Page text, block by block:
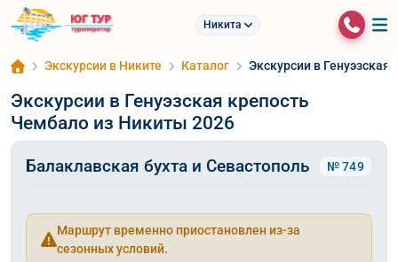
Никита
Экскурсии в Никите Каталог Экскурсии в
Экскурсии в Генуэзская крепость
Чембало из Никиты 2026
Балаклавская бухта и Севастополь № 749
Маршрут временно приостановлен из-за
сезонных условий.